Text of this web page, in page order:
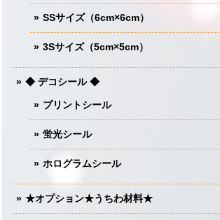
SSサイズ（6cm×6cm）
3Sサイズ（5cm×5cm）
◆ デコシール ◆
プリントシール
蛍光シール
ホログラムシール
★オプション★うちわ材料★